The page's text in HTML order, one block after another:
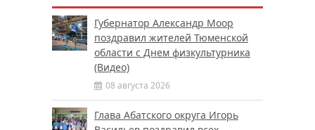
Губернатор Александр Моор
поздравил жителей Тюменской
области с Днем физкультурника
(Видео)
08 августа 2026
Глава Абатского округа Игорь